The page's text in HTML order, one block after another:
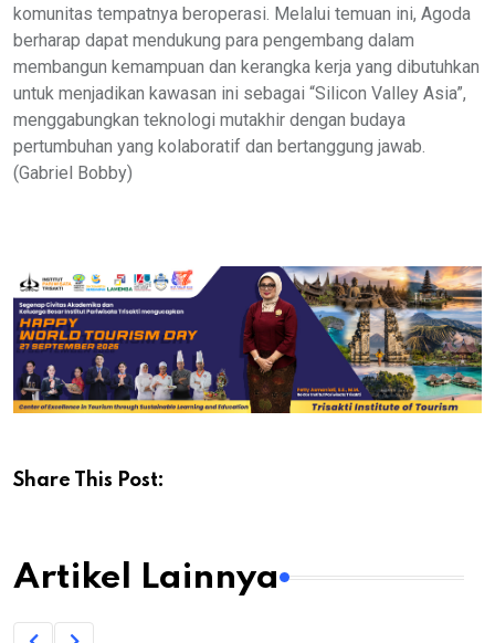
komunitas tempatnya beroperasi. Melalui temuan ini, Agoda
berharap dapat mendukung para pengembang dalam
membangun kemampuan dan kerangka kerja yang dibutuhkan
untuk menjadikan kawasan ini sebagai “Silicon Valley Asia”,
menggabungkan teknologi mutakhir dengan budaya
pertumbuhan yang kolaboratif dan bertanggung jawab.
(Gabriel Bobby)
Share This Post:
Artikel Lainnya